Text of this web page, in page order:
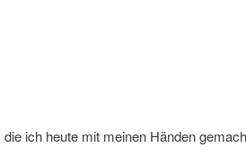
ich heute mit meinen Händen